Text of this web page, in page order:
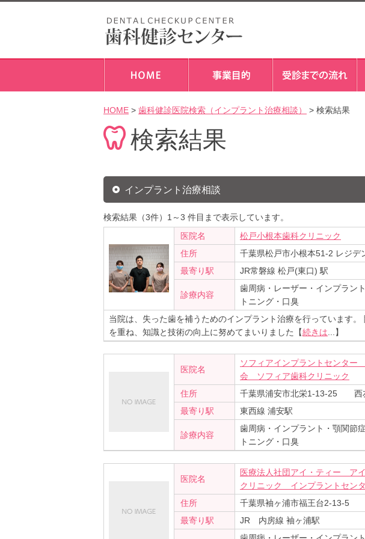
HOME > 歯科健診医院検索（インプラント治療相談） > 検索結果
検索結果
インプラント治療相談
検索結果（3件）1～3 件目まで表示しています。
医院名
松戸小根本歯科クリニック
住所
千葉県松戸市小根本51-2 レジデ
最寄り駅
JR常磐線 松戸(東口) 駅
診療内容
歯周病・レーザー・インプラン
トニング・口臭
当院は、失った歯を補うためのインプラント治療を行っています
を重ね、知識と技術の向上に努めてまいりました【続きは...】
医院名
ソフィアインプラントセンタ
会 ソフィア歯科クリニック
住所
千葉県浦安市北栄1-13-25 西
最寄り駅
東西線 浦安駅
診療内容
歯周病・インプラント・顎関節
トニング・口臭
医院名
医療法人社団アイ・ティー ア
クリニック インプラントセン
住所
千葉県袖ヶ浦市福王台2-13-5
最寄り駅
JR 内房線 袖ヶ浦駅